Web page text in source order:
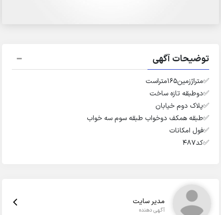
توضیحات آگهی
✅️متراژزمین۱۶۵متراست
✅️دوطبقه تازه ساخت
✅️پلاک دوم خیابان
✅️طبقه همکف دوخواب طبقه سوم سه خواب
✅️فول امکانات
✅️کد۴۸۷
مدیر سایت
آگهی دهنده